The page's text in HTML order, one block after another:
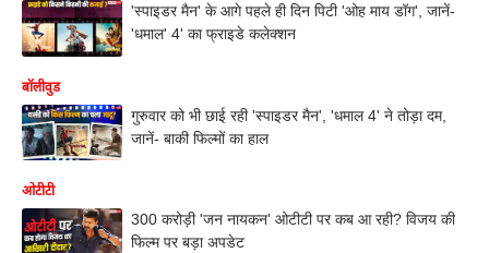
'स्पाइडर मैन' के आगे पहले ही दिन पिटी 'ओह माय डॉग', जानें-
'धमाल' 4' का फ्राइडे कलेक्शन
बॉलीवुड
गुरुवार को भी छाई रही 'स्पाइडर मैन', 'धमाल 4' ने तोड़ा दम,
जानें- बाकी फिल्मों का हाल
ओटीटी
300 करोड़ी 'जन नायकन' ओटीटी पर कब आ रही? विजय की
फिल्म पर बड़ा अपडेट